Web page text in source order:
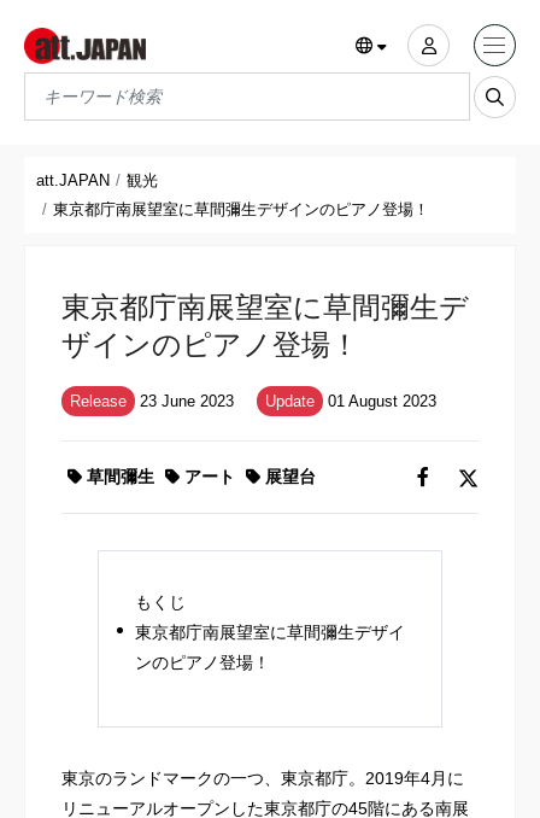
Translations title cont
att.JAPAN
観光
東京都庁南展望室に草間彌生デザインのピアノ登場！
東京都庁南展望室に草間彌生デ
ザインのピアノ登場！
Release 23 June 2023 Update 01 August 2023
草間彌生 アート 展望台
もくじ
東京都庁南展望室に草間彌生デザイ
ンのピアノ登場！
東京のランドマークの一つ、東京都庁。2019年4月に
リニューアルオープンした東京都庁の45階にある南展